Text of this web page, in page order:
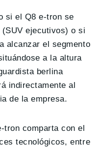
si el Q8 e-tron se
(SUV ejecutivos) o si
alcanzar el segmento
a la altura
berlina
indirectamente al
de la empresa.
tron comparta con el
tecnológicos, entre